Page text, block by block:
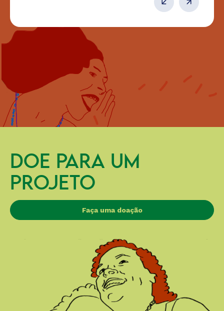
DOE PARA UM
PROJETO
Faça uma doação